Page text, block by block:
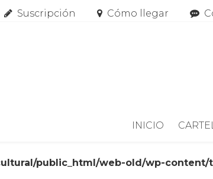
Suscripción Cómo llegar
INICIO
public_html/web-old/wp-content/